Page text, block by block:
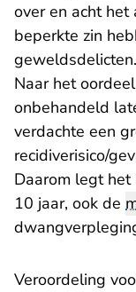
over en acht het
beperkte zin
geweldsdelicten.
Naar het
onbehandeld
verdachte een
recidiverisico/
Daarom legt
10 jaar, ook de
Veroordeling